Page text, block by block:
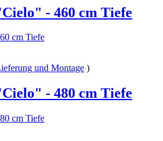
- 460 cm Tiefe
und Montage )
- 480 cm Tiefe